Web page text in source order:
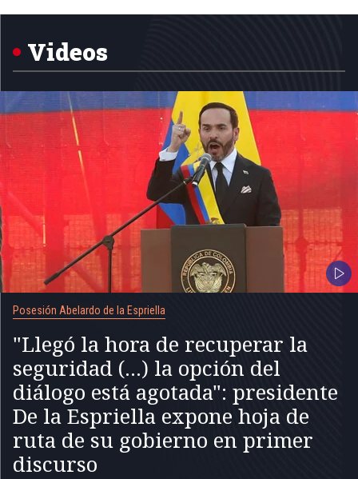
Videos
Posesión Abelardo de la Espriella
"Llegó la hora de recuperar la
seguridad (...) la opción del
diálogo está agotada": presidente
De la Espriella expone hoja de
ruta de su gobierno en primer
discurso